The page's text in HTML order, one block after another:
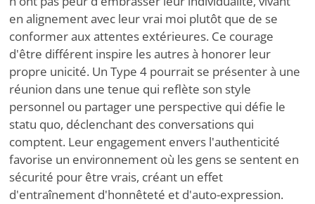
en alignement avec leur vrai moi plutôt que de se
conformer aux attentes extérieures. Ce courage
d'être différent inspire les autres à honorer leur
propre unicité. Un Type 4 pourrait se présenter à une
réunion dans une tenue qui reflète son style
personnel ou partager une perspective qui défie le
statu quo, déclenchant des conversations qui
comptent. Leur engagement envers l'authenticité
favorise un environnement où les gens se sentent en
sécurité pour être vrais, créant un effet
d'entraînement d'honnêteté et d'auto-expression.